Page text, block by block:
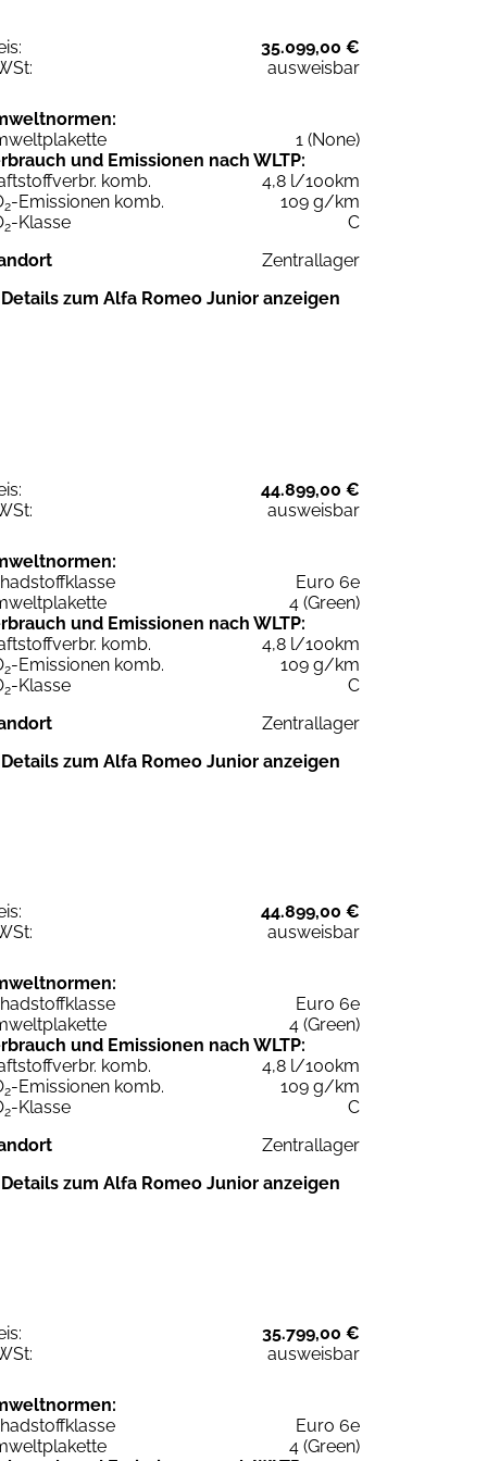
35.099,00 €
ausweisbar
1 (None)
und Emissionen nach WLTP:
komb.
4,8 l/100km
2-Emissionen komb.
109 g/km
2-Klasse
C
Zentrallager
zum Alfa Romeo Junior anzeigen
44.899,00 €
ausweisbar
Euro 6e
4 (Green)
und Emissionen nach WLTP:
komb.
4,8 l/100km
2-Emissionen komb.
109 g/km
2-Klasse
C
Zentrallager
zum Alfa Romeo Junior anzeigen
44.899,00 €
ausweisbar
Euro 6e
4 (Green)
und Emissionen nach WLTP:
komb.
4,8 l/100km
2-Emissionen komb.
109 g/km
2-Klasse
C
Zentrallager
zum Alfa Romeo Junior anzeigen
35.799,00 €
ausweisbar
Euro 6e
4 (Green)